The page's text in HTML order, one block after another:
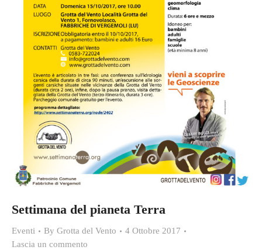
Settimana del pianeta Terra
Eventi By Grotta del Vento
4 Ottobre 2017
Lascia un commento